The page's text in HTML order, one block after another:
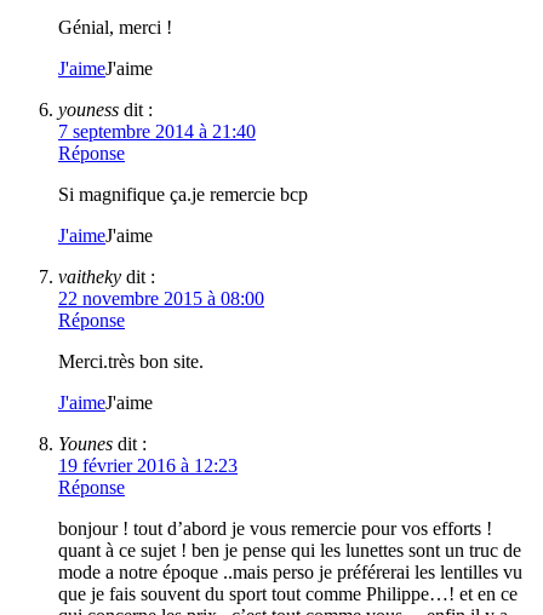
Génial, merci !
J'aimeJ'aime
youness dit :
7 septembre 2014 à 21:40
Réponse
Si magnifique ça.je remercie bcp
J'aimeJ'aime
vaitheky dit :
22 novembre 2015 à 08:00
Réponse
Merci.très bon site.
J'aimeJ'aime
Younes dit :
19 février 2016 à 12:23
Réponse
bonjour ! tout d’abord je vous remercie pour vos efforts !
quant à ce sujet ! ben je pense qui les lunettes sont un truc de
mode a notre époque ..mais perso je préférerai les lentilles vu
que je fais souvent du sport tout comme Philippe…! et en ce